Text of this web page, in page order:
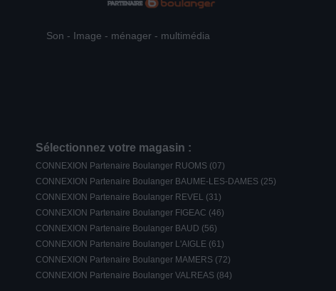
Son - Image - ménager - multimédia
Sélectionnez votre magasin :
CONNEXION Partenaire Boulanger RUOMS (07)
CONNEXION Partenaire Boulanger BAUME-LES-DAMES (25)
CONNEXION Partenaire Boulanger REVEL (31)
CONNEXION Partenaire Boulanger FIGEAC (46)
CONNEXION Partenaire Boulanger BAUD (56)
CONNEXION Partenaire Boulanger L'AIGLE (61)
CONNEXION Partenaire Boulanger MAMERS (72)
CONNEXION Partenaire Boulanger VALREAS (84)